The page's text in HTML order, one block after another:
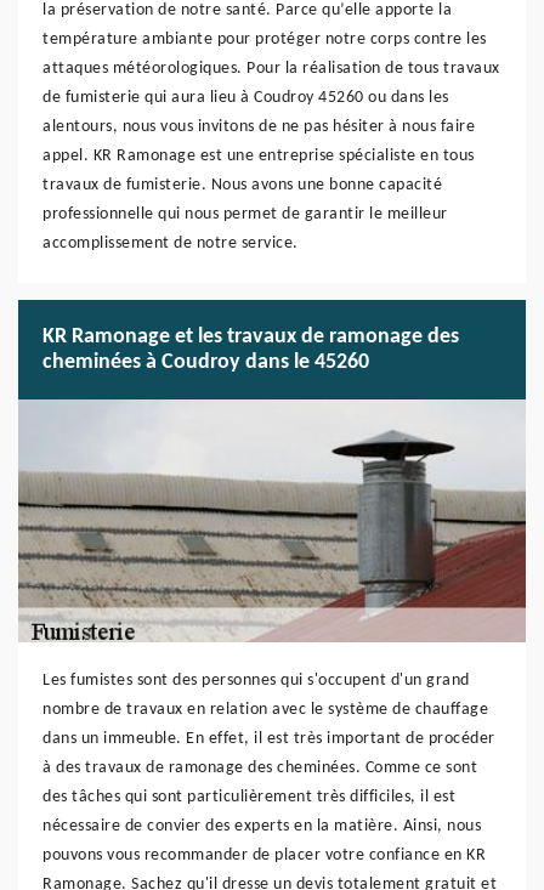
la préservation de notre santé. Parce qu’elle apporte la
température ambiante pour protéger notre corps contre les
attaques météorologiques. Pour la réalisation de tous travaux
de fumisterie qui aura lieu à Coudroy 45260 ou dans les
alentours, nous vous invitons de ne pas hésiter à nous faire
appel. KR Ramonage est une entreprise spécialiste en tous
travaux de fumisterie. Nous avons une bonne capacité
professionnelle qui nous permet de garantir le meilleur
accomplissement de notre service.
KR Ramonage et les travaux de ramonage des
cheminées à Coudroy dans le 45260
Les fumistes sont des personnes qui s'occupent d'un grand
nombre de travaux en relation avec le système de chauffage
dans un immeuble. En effet, il est très important de procéder
à des travaux de ramonage des cheminées. Comme ce sont
des tâches qui sont particulièrement très difficiles, il est
nécessaire de convier des experts en la matière. Ainsi, nous
pouvons vous recommander de placer votre confiance en KR
Ramonage. Sachez qu'il dresse un devis totalement gratuit et